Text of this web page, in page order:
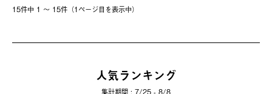
15件中 1 〜 15件（1ページ⽬を表⽰中）
人気ランキング
集計期間 : 7/25 - 8/8